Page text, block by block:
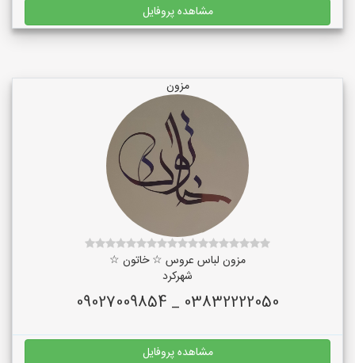
مشاهده پروفایل
مزون
مزون لباس عروس ☆ خاتون ☆
شهرکرد
03832222050 _ 09027009854
مشاهده پروفایل